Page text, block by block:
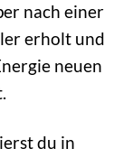
nach einer
erholt und
neuen
du in